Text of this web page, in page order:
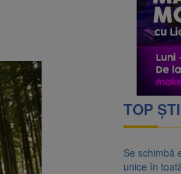
un accident. Două persoane
unice în toată țara, aceeași oră și
TOP
Se schimbă
unice în